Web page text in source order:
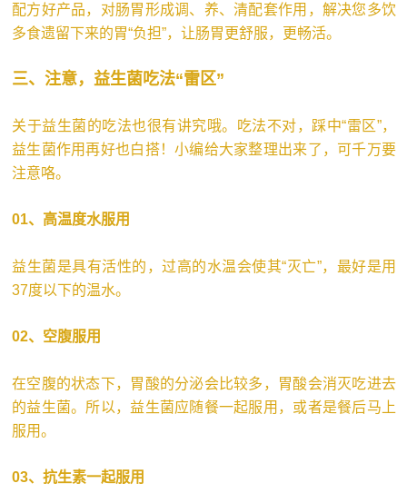
配方好产品，对肠胃形成调、养、清配套作用，解决您多饮
多食遗留下来的胃“负担”，让肠胃更舒服，更畅活。
三、注意，益生菌吃法“雷区”
关于益生菌的吃法也很有讲究哦。吃法不对，踩中“雷区”，
益生菌作用再好也白搭！小编给大家整理出来了，可千万要
注意咯。
01、高温度水服用
益生菌是具有活性的，过高的水温会使其“灭亡”，最好是用
37度以下的温水。
02、空腹服用
在空腹的状态下，胃酸的分泌会比较多，胃酸会消灭吃进去
的益生菌。所以，益生菌应随餐一起服用，或者是餐后马上
服用。
03、抗生素一起服用